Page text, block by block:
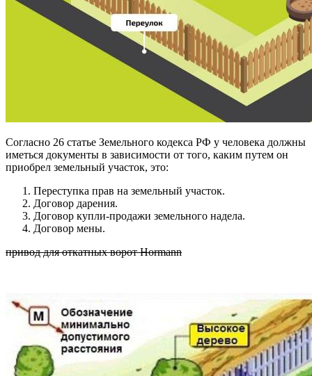
Согласно 26 статье Земельного кодекса РФ у человека должны
иметься документы в зависимости от того, каким путем он
приобрел земельный участок, это:
Переступка прав на земельный участок.
Договор дарения.
Договор купли-продажи земельного надела.
Договор мены.
привод для откатных ворот Hormann